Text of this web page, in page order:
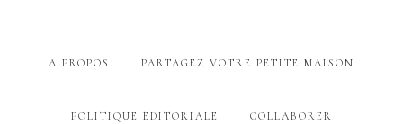
À PROPOS PARTAGEZ VOTRE PETITE MAISON
POLITIQUE ÉDITORIALE COLLABORER